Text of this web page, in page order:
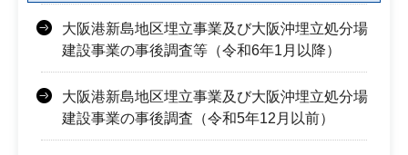
大阪港新島地区埋立事業及び大阪沖埋立処分場
建設事業の事後調査等（令和6年1月以降）
大阪港新島地区埋立事業及び大阪沖埋立処分場
建設事業の事後調査（令和5年12月以前）